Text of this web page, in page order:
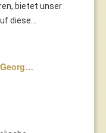
bietet unser
diese...